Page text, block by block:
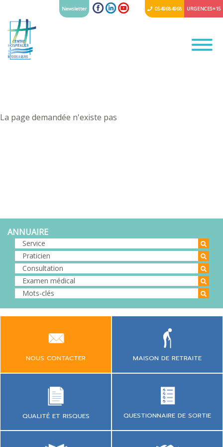
URGENCES = 15
05 49 68 49 68
Newsletter
La page demandée n'existe pas
ANNUAIRE
NOUS CONTACTER MAISON DE RETRAITE
QUALITÉ ET RISQUES QUESTIONNAIRE DE SORTIE